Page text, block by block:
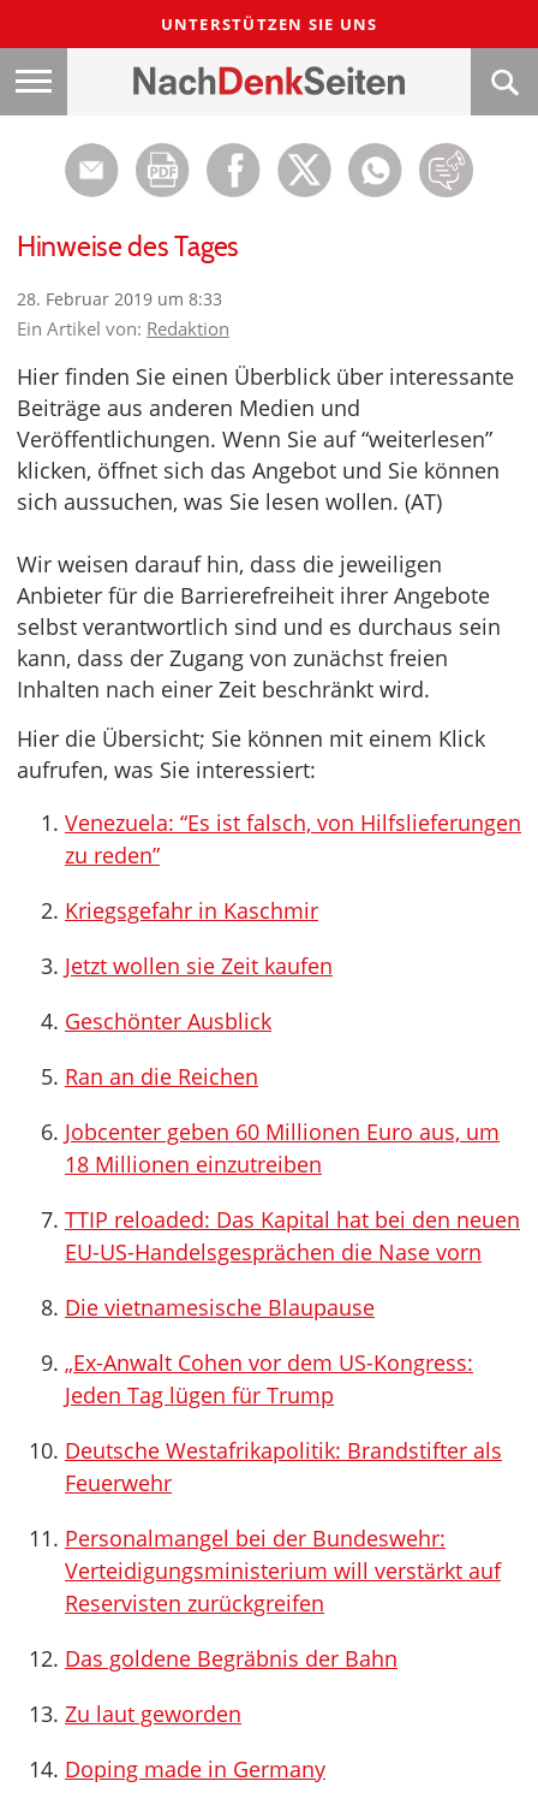
UNTERSTÜTZEN SIE UNS
Hinweise des Tages
28. Februar 2019 um 8:33
Ein Artikel von: Redaktion
Hier finden Sie einen Überblick über interessante
Beiträge aus anderen Medien und
Veröffentlichungen. Wenn Sie auf “weiterlesen”
klicken, öffnet sich das Angebot und Sie können
sich aussuchen, was Sie lesen wollen. (AT)
Wir weisen darauf hin, dass die jeweiligen
Anbieter für die Barrierefreiheit ihrer Angebote
selbst verantwortlich sind und es durchaus sein
kann, dass der Zugang von zunächst freien
Inhalten nach einer Zeit beschränkt wird.
Hier die Übersicht; Sie können mit einem Klick
aufrufen, was Sie interessiert:
Venezuela: “Es ist falsch, von Hilfslieferungen
zu reden”
Kriegsgefahr in Kaschmir
Jetzt wollen sie Zeit kaufen
Geschönter Ausblick
Ran an die Reichen
Jobcenter geben 60 Millionen Euro aus, um
18 Millionen einzutreiben
TTIP reloaded: Das Kapital hat bei den neuen
EU-US-Handelsgesprächen die Nase vorn
Die vietnamesische Blaupause
„Ex-Anwalt Cohen vor dem US-Kongress:
Jeden Tag lügen für Trump
Deutsche Westafrikapolitik: Brandstifter als
Feuerwehr
Personalmangel bei der Bundeswehr:
Verteidigungsministerium will verstärkt auf
Reservisten zurückgreifen
Das goldene Begräbnis der Bahn
Zu laut geworden
Doping made in Germany